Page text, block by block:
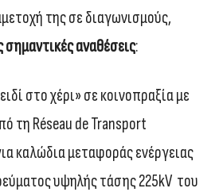
της σε διαγωνισμούς,
σημαντικές αναθέσεις:
στο χέρι» σε κοινοπραξία με
τη Réseau de Transport
καλώδια μεταφοράς ενέργειας
υψηλής τάσης 225kV του